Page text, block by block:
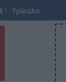
C Τρίκαλα